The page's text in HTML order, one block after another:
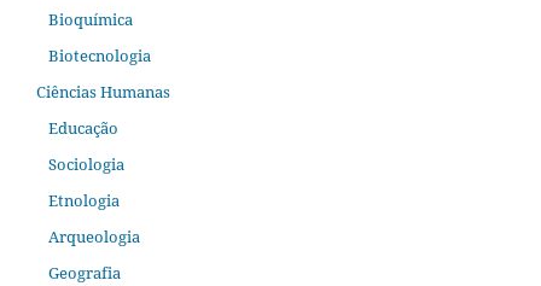
Bioquímica
Biotecnologia
Ciências Humanas
Educação
Sociologia
Etnologia
Arqueologia
Geografia